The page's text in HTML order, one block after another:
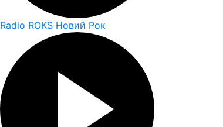
Radio ROKS Новий Рок